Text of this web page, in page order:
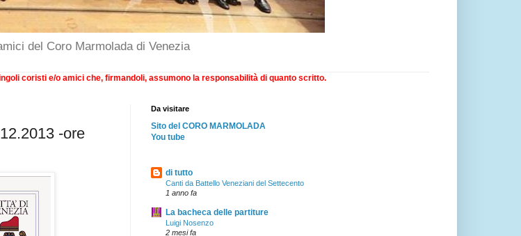
del Coro Marmolada di Venezia
coristi e/o amici che, firmandoli, assumono la responsabilità di quanto scritto.
-ore
Da visitare
Sito del CORO MARMOLADA
You tube
di tutto
Canti da Battello Veneziani del Settecento
1 anno fa
La bacheca delle partiture
Luigi Nosenzo
2 mesi fa